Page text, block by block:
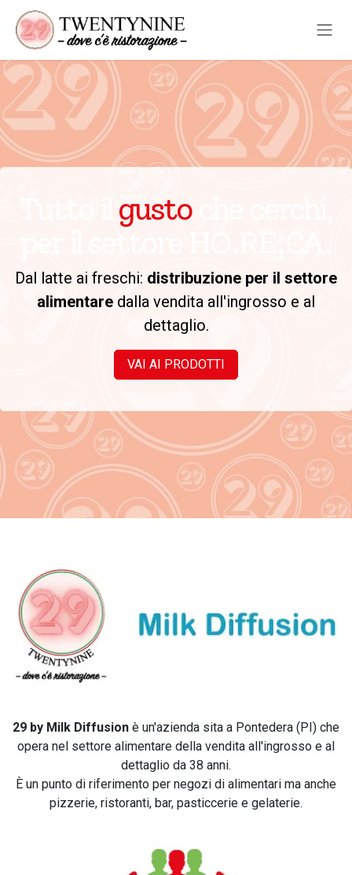
Passa al contenuto
gustoche cerchi,
Dal latte ai freschi: distribuzione per il settore
alimentare dalla vendita all'ingrosso e al
dettaglio.
VAI AI PRODOTTI
29 by Milk Diffusion è un'azienda sita a Pontedera (PI) che
opera nel settore alimentare della vendita all'ingrosso e al
dettaglio da 38 anni.
È un punto di riferimento per negozi di alimentari ma anche
pizzerie, ristoranti, bar, pasticcerie e gelaterie.